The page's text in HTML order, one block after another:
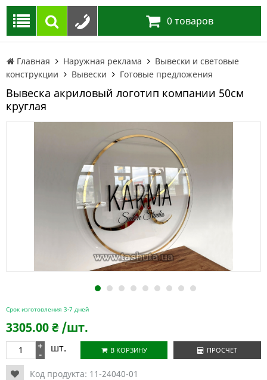
0 товаров
Главная Наружная реклама
Вывески и световые
конструкции
Вывески Готовые предложения
Вывеска акриловый логотип компании 50см
круглая
1 2 3 4 5 6 7 8 9
Срок изготовления 3-7 дней
3305.00₴ /шт.
+
- шт. В КОРЗИНУ ПРОСЧЕТ
Код продукта: 11-24040-01